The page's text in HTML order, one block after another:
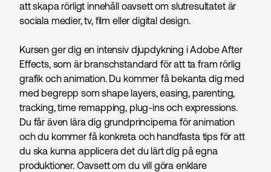
att skapa rörligt innehåll oavsett om slutresultatet är
sociala medier, tv, film eller digital design.
Kursen ger dig en intensiv djupdykning i Adobe After
Effects, som är branschstandard för att ta fram rörlig
grafik och animation. Du kommer få bekanta dig med
med begrepp som shape layers, easing, parenting,
tracking, time remapping, plug-ins och expressions.
Du får även lära dig grundprinciperna för animation
och du kommer få konkreta och handfasta tips för att
du ska kunna applicera det du lärt dig på egna
produktioner. Oavsett om du vill göra enklare